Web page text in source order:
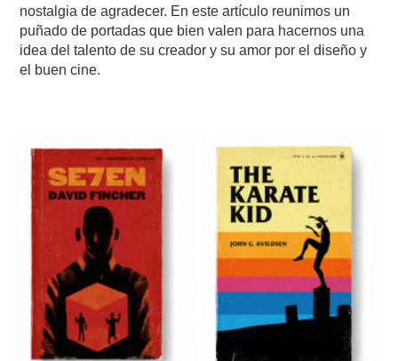
nostalgia de agradecer. En este artículo reunimos un
puñado de portadas que bien valen para hacernos una
idea del talento de su creador y su amor por el diseño y
el buen cine.